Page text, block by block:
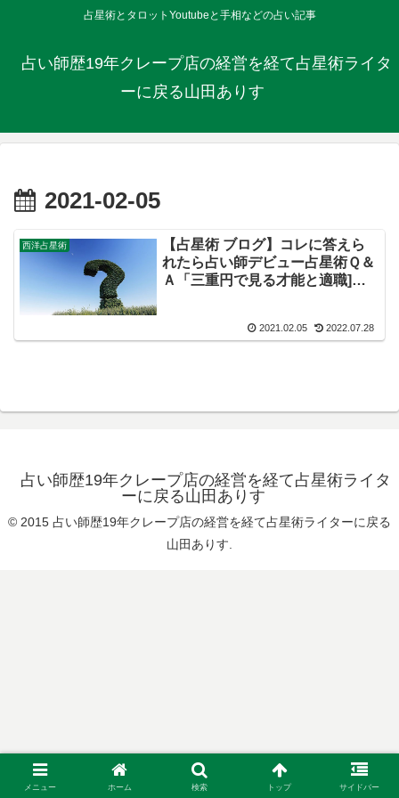
占星術とタロットYoutubeと手相などの占い記事
占い師歴19年クレープ店の経営を経て占星術ライタ
ーに戻る山田ありす
2021-02-05
西洋占星術
【占星術 ブログ】コレに答えら
れたら占い師デビュー占星術Ｑ＆
Ａ「三重円で見る才能と適職]
2021.02.05 2022.07.28
占い師歴19年クレープ店の経営を経て占星術ライタ
ーに戻る山田ありす
© 2015 占い師歴19年クレープ店の経営を経て占星術ライターに戻る
山田ありす.
メニュー ホーム 検索 トップ サイドバー